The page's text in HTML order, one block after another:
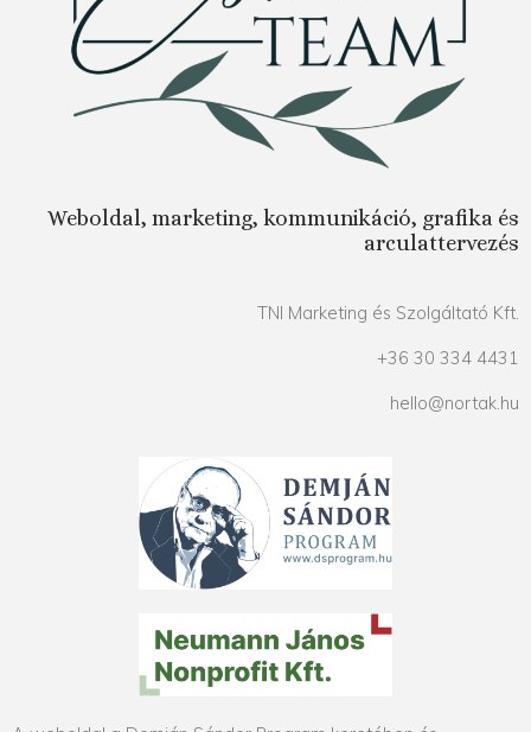
Weboldal, marketing, kommunikáció, grafika és
arculattervezés
TNI Marketing és Szolgáltató Kft.
+36 30 334 4431
hello@nortak.hu